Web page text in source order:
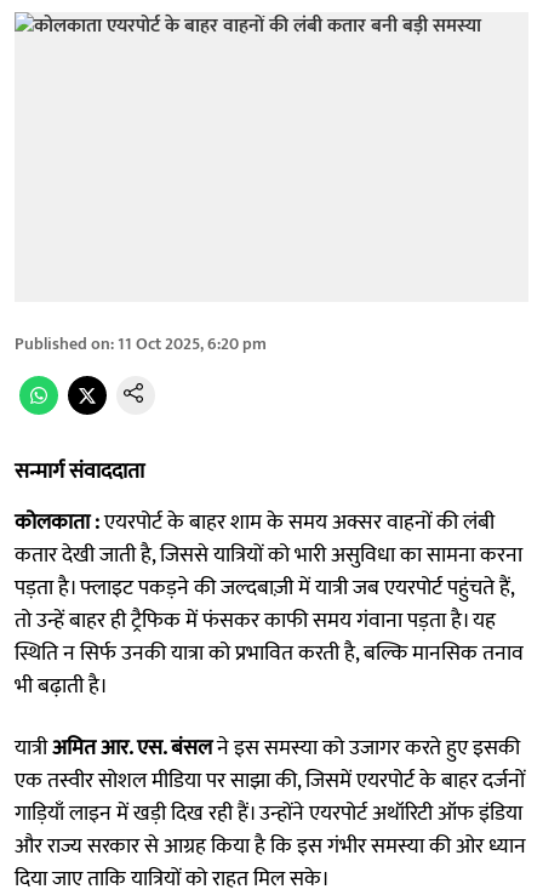
Published on:11 Oct 2025, 6:20 pm
सन्मार्ग संवाददाता
कोलकाता :एयरपोर्ट के बाहर शाम के समय अक्सर वाहनों की लंबी
कतार देखी जाती है, जिससे यात्रियों को भारी असुविधा का सामना करना
पड़ता है। फ्लाइट पकड़ने की जल्दबाज़ी में यात्री जब एयरपोर्ट पहुंचते हैं,
तो उन्हें बाहर ही ट्रैफिक में फंसकर काफी समय गंवाना पड़ता है। यह
स्थिति न सिर्फ उनकी यात्रा को प्रभावित करती है, बल्कि मानसिक तनाव
भी बढ़ाती है।
यात्रीअमित आर. एस. बंसलने इस समस्या को उजागर करते हुए इसकी
एक तस्वीर सोशल मीडिया पर साझा की, जिसमें एयरपोर्ट के बाहर दर्जनों
गाड़ियाँ लाइन में खड़ी दिख रही हैं। उन्होंने एयरपोर्ट अथॉरिटी ऑफ इंडिया
और राज्य सरकार से आग्रह किया है कि इस गंभीर समस्या की ओर ध्यान
दिया जाए ताकि यात्रियों को राहत मिल सके।